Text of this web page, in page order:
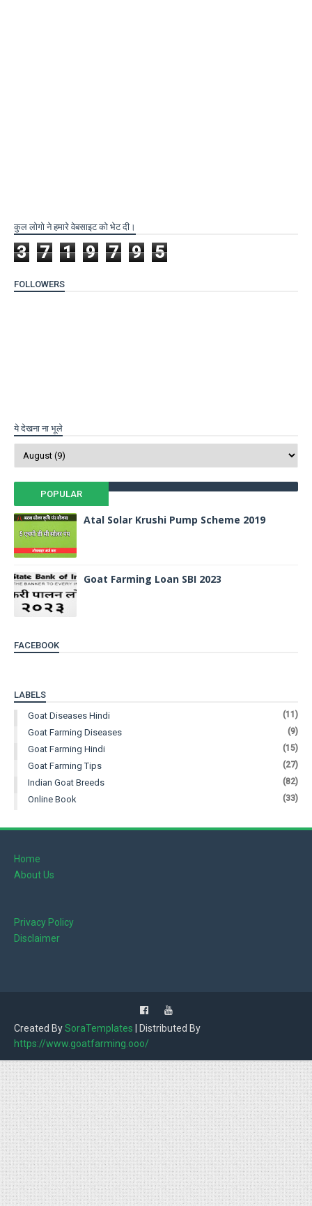
कुल लोगो ने हमारे वेबसाइट को भेट दी।
3 7 1 9 7 9 5
FOLLOWERS
ये देखना ना भूले
POPULAR
Atal Solar Krushi Pump Scheme 2019
Goat Farming Loan SBI 2023
FACEBOOK
LABELS
Goat Diseases Hindi
(11)
Goat Farming Diseases (9)
Goat Farming Hindi (15)
Goat Farming Tips (27)
Indian Goat Breeds (82)
Online Book (33)
Home
About Us
Privacy Policy
Disclaimer
Created BySoraTemplates | Distributed By
https://www.goatfarming.ooo/